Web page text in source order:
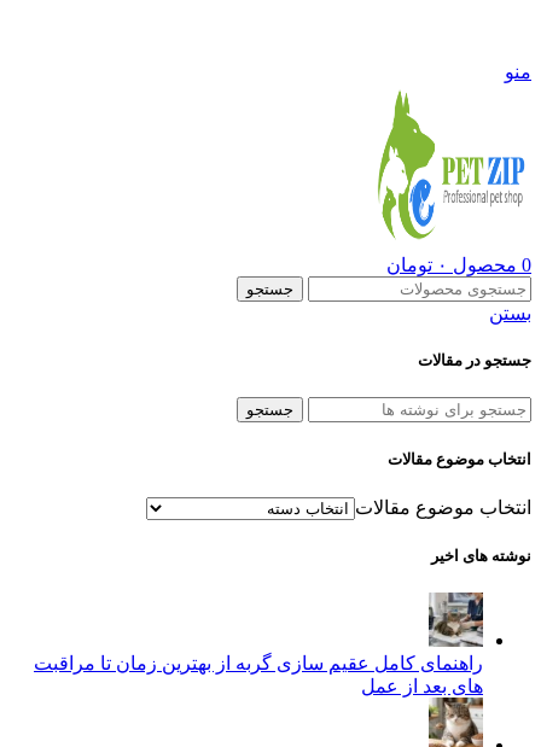
منو
0 محصول ۰ تومان
جستجو
بستن
جستجو در مقالات
جستجو
انتخاب موضوع مقالات
انتخاب موضوع مقالات
نوشته های اخیر
راهنمای کامل عقیم سازی گربه از بهترین زمان تا مراقبت‌
های بعد از عمل